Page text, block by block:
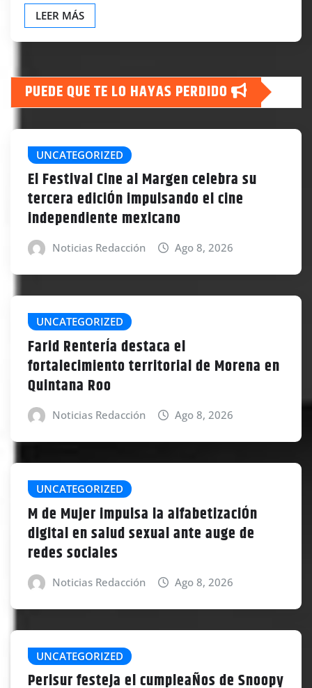
LEER MÁS
PUEDE QUE TE LO HAYAS PERDIDO
UNCATEGORIZED
El Festival Cine al Margen celebra su
tercera ediciÓn impulsando el cine
independiente mexicano
Noticias Redacción Ago 8, 2026
UNCATEGORIZED
Farid RenterÍa destaca el
fortalecimiento territorial de Morena en
Quintana Roo
Noticias Redacción Ago 8, 2026
UNCATEGORIZED
M de Mujer impulsa la alfabetizaciÓn
digital en salud sexual ante auge de
redes sociales
Noticias Redacción Ago 8, 2026
UNCATEGORIZED
Perisur festeja el cumpleaÑos de Snoopy